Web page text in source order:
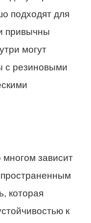
подходят для
привычны
могут
с резиновыми
зависит
которая
к